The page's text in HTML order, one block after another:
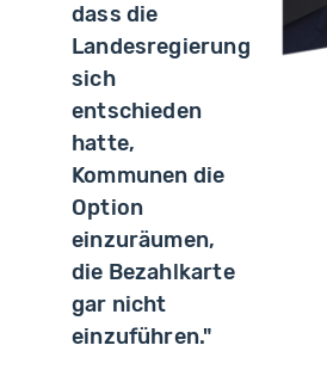
dass die
Landesregierung
sich
entschieden
hatte,
Kommunen die
Option
einzuräumen,
die Bezahlkarte
gar nicht
einzuführen."